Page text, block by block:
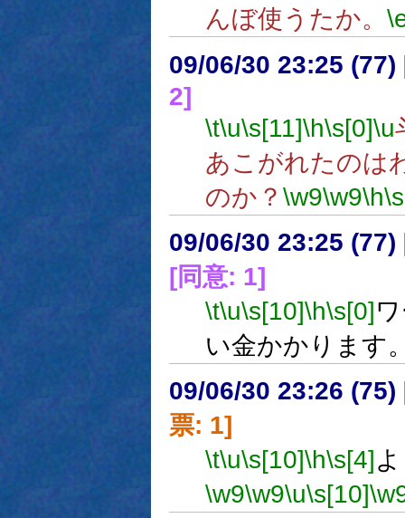
んぼ使うたか。
09/06/30 23:25 (77)
2]
\t\u\s[11]\h\s[0]\u
あこがれたのは
のか？ \w9\w9\h
09/06/30 23:25 (77)
[同意: 1]
\t\u\s[10]\h\s[0]
い金かかります
09/06/30 23:26 (75)
票: 1]
\t\u\s[10]\h\s[4]
\w9\w9\u\s[10]